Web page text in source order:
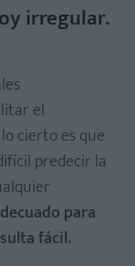
irregular.
el
cierto es que
predecir la
para
fácil.